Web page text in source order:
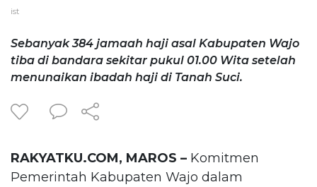
ist
Sebanyak 384 jamaah haji asal Kabupaten Wajo
tiba di bandara sekitar pukul 01.00 Wita setelah
menunaikan ibadah haji di Tanah Suci.
RAKYATKU.COM, MAROS – Komitmen
Pemerintah Kabupaten Wajo dalam